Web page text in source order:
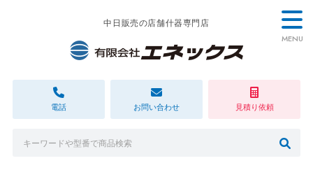
中日販売の店舗什器専門店
電話 お問い合わせ 見積り依頼
MENU